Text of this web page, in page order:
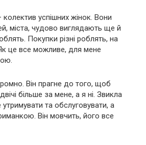
колектив успішних жінок. Вони
міста, чудово виглядають ще й
Покупки різні роблять, на
це все можливе, для мене
Він прагне до того, щоб
більше за мене, а я ні. Звикла
та обслуговувати, а
Він мовчить, його все